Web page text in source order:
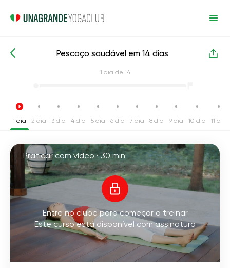
Cursos de yoga intensivos Pescoço
Pescoço saudável em 14 dias
1 dia de 14
1 dia 2 dia 3 dia 4 dia 5 dia 6 dia 7 dia 8 dia 9 dia 10 dia 11 dia
Praticar com vídeo ·30 min
Entre no clube para começar a treinar
Este curso está disponível com assinatura